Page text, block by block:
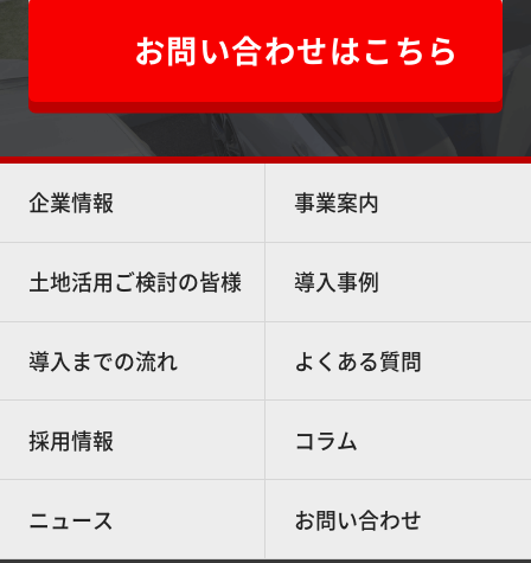
お問い合わせはこちら
企業情報 事業案内
土地活用ご検討の皆様 導入事例
導入までの流れ よくある質問
採用情報 コラム
ニュース お問い合わせ